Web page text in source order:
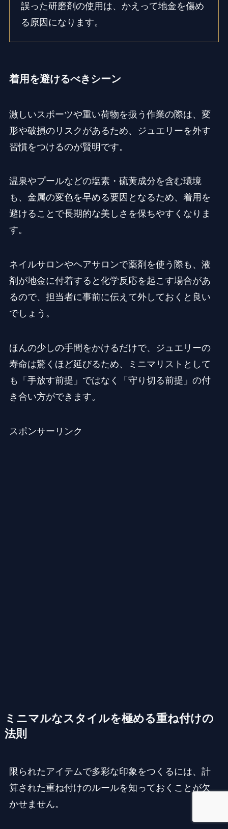
誤った研磨剤の使用は、かえって地金を傷め
る原因になります。
着用を避けるべきシーン
激しいスポーツや重い荷物を扱う作業の際は、変
形や破損のリスクがあるため、ジュエリーを外す
習慣をつけるのが賢明です。
温泉やプールなどの塩素・硫黄成分を含む環境
も、金属の変色を早める要因となるため、着用を
避けることで長期的な美しさを保ちやすくなりま
す。
ネイルサロンやヘアサロンで薬剤を使う際も、液
剤が地金に付着すると化学反応を起こす場合があ
るので、担当者に事前に伝えて外しておくと良い
でしょう。
ほんの少しの手間をかけるだけで、ジュエリーの
寿命は驚くほど延びるため、ミニマリストとして
も「手放す前提」ではなく「守り切る前提」の付
き合い方ができます。
スポンサーリンク
ミニマルなスタイルを極める重ね付けの
法則
限られたアイテムで多彩な印象をつくるには、計
算された重ね付けのルールを知っておくことが欠
かせません。